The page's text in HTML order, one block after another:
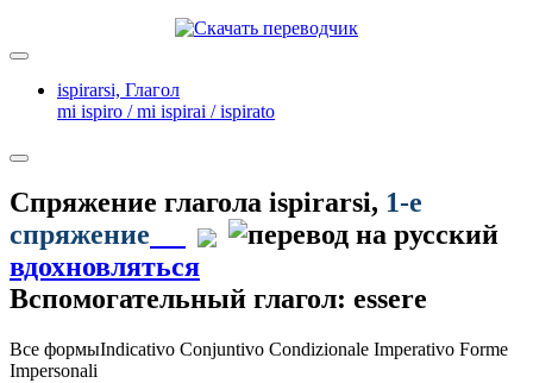
ispirarsi, Глагол
mi ispiro / mi ispirai / ispirato
Спряжение глагола ispirarsi, 1-е
спряжение
вдохновляться
Вспомогательный глагол: essere
Все формыIndicativo Conjuntivo Condizionale Imperativo Forme
Impersonali